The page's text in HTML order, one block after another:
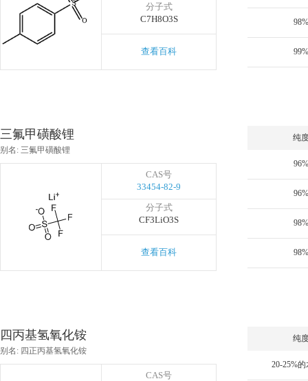
分子式
C7H8O3S
查看百科
98%
99%
三氟甲磺酸锂
别名: 三氟甲磺酸锂
CAS号
33454-82-9
分子式
CF3LiO3S
查看百科
纯
96%
96%
98%
98%
四丙基氢氧化铵
别名: 四正丙基氢氧化铵
CAS号
纯
20-25%